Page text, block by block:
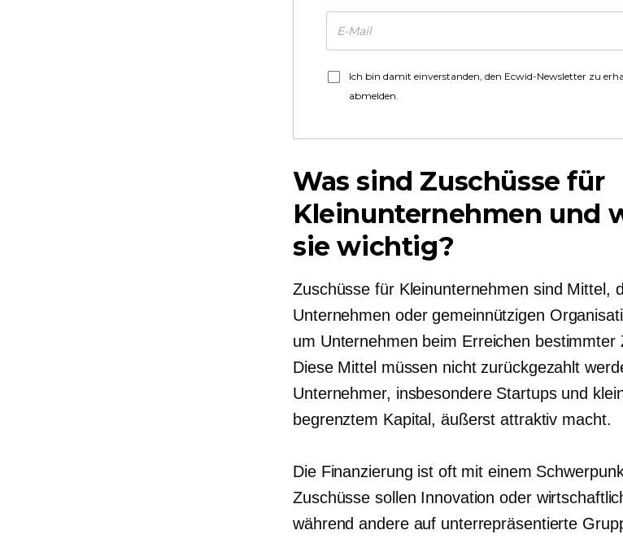
Ich bin damit einverstanden, den Ecwid-Newsletter zu
abmelden.
Was sind Zuschüsse für
Kleinunternehmen und
sie wichtig?
Zuschüsse für Kleinunternehmen sind Mittel,
Unternehmen oder gemeinnützigen
um Unternehmen beim Erreichen bestimmter
Diese Mittel müssen nicht zurückgezahlt
Unternehmer, insbesondere Startups und
begrenztem Kapital, äußerst attraktiv macht.
Die Finanzierung ist oft mit einem
Zuschüsse sollen Innovation oder
während andere auf unterrepräsentierte